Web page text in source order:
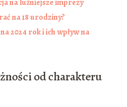
na luźniejsze imprezy
na 18 urodziny?
2024 rok i ich wpływ na
od charakteru